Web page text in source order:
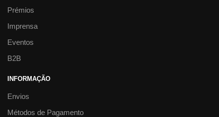
Prémios
Imprensa
Eventos
B2B
INFORMAÇÃO
Envios
Métodos de Pagamento